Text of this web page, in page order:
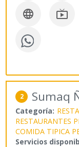
 
2 Sumaq
Categoría:
RESTAURANTES
COMIDA TIPICA
Servicios